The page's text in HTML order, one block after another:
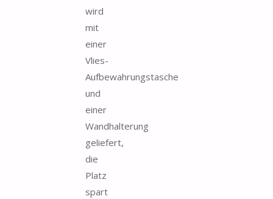
wird
mit
einer
Vlies-
Aufbewahrungstasche
und
einer
Wandhalterung
geliefert,
die
Platz
spart